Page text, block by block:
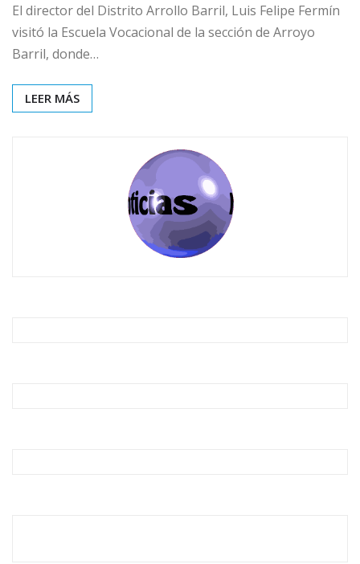
El director del Distrito Arrollo Barril, Luis Felipe Fermín
visitó la Escuela Vocacional de la sección de Arroyo
Barril, donde…
LEER MÁS